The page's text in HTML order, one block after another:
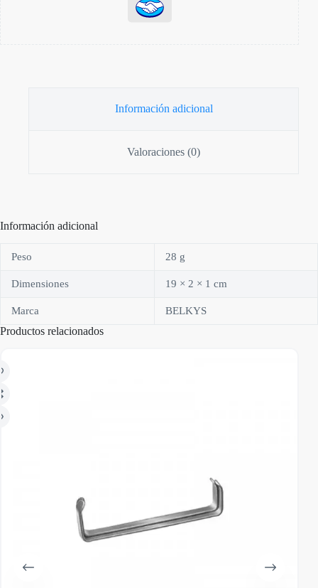
Información adicional
Valoraciones (0)
Información adicional
Peso 28 g
Dimensiones 19 × 2 × 1 cm
Marca BELKYS
Productos relacionados